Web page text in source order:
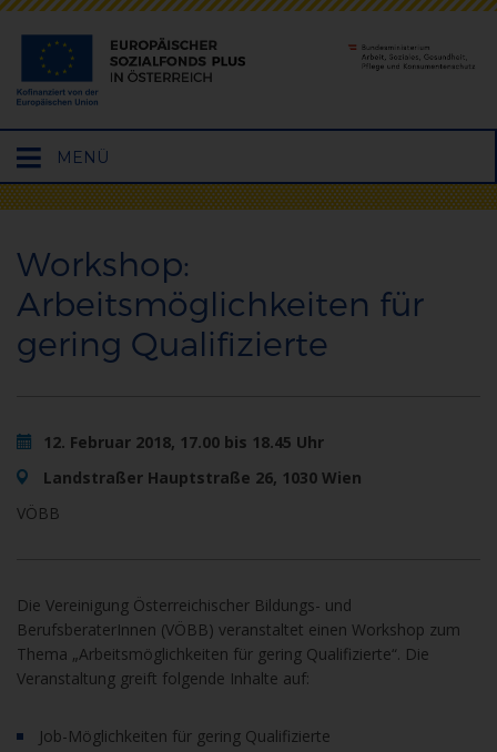
Hauptmenü
öffnen
MENÜ
Workshop:
Arbeitsmöglichkeiten für
gering Qualifizierte
12. Februar 2018, 17.00 bis 18.45 Uhr
Landstraßer Hauptstraße 26, 1030 Wien
VÖBB
Die Vereinigung Österreichischer Bildungs- und
BerufsberaterInnen (VÖBB) veranstaltet einen Workshop zum
Thema „Arbeitsmöglichkeiten für gering Qualifizierte“. Die
Veranstaltung greift folgende Inhalte auf:
Job-Möglichkeiten für gering Qualifizierte